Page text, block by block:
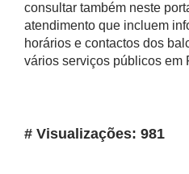
consultar também neste
atendimento que incluem
horários e contactos dos
vários serviços públicos em
# Visualizações: 981